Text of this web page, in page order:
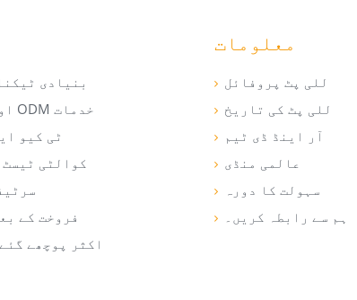
بنیادی
OEM اور ODM خدمات
ٹی کیو
کوالٹی
فروخت کے
اکثر پوچھے
معلومات
للی پٹ پروفائل
للی پٹ کی تاریخ
آر اینڈ ڈی ٹیم
عالمی منڈی
سہولت کا دورہ
ہم سے رابطہ کریں۔